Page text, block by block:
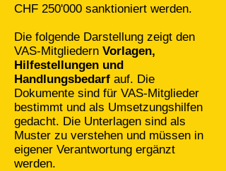
CHF 250'000 sanktioniert werden.
Die folgende Darstellung zeigt den
VAS-Mitgliedern Vorlagen,
Hilfestellungen und
Handlungsbedarf auf. Die
Dokumente sind für VAS-Mitglieder
bestimmt und als Umsetzungshilfen
gedacht. Die Unterlagen sind als
Muster zu verstehen und müssen in
eigener Verantwortung ergänzt
werden.